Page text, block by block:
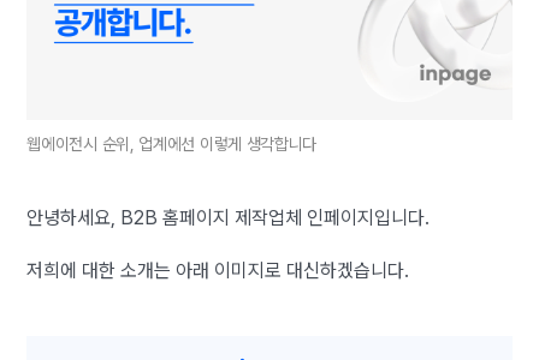
웹에이전시 순위, 업계에선 이렇게 생각합니다
안녕하세요, B2B 홈페이지 제작업체 인페이지입니다.
저희에 대한 소개는 아래 이미지로 대신하겠습니다.